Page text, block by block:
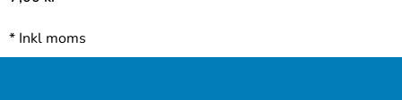
* Inkl moms